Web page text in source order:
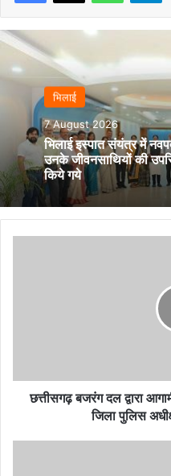
भिलाई
7 August 2026
भिलाई इस्पात संयंत्र में
उनके जीवनसाथियों की
किये गये
उत्सव
छत्तीसगढ़ बजरंग दल द्वारा
जिला पुलिस